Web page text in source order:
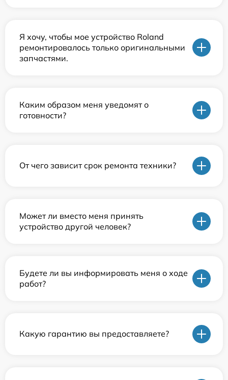
Я хочу, чтобы мое устройство Roland
ремонтировалось только оригинальными
запчастями.
Каким образом меня уведомят о
готовности?
От чего зависит срок ремонта техники?
Может ли вместо меня принять
устройство другой человек?
Будете ли вы информировать меня о ходе
работ?
Какую гарантию вы предоставляете?